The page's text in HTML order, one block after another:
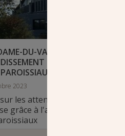
DU-VAL (77)
INDISPENSABLE DES
2023
les attentes et les projets de
grâce à l'agrandissement des